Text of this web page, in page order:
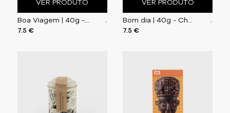
VER PRODUTO
Boa Viagem | 40g - Chá Preto com Morango, Arando,
7.5 €
VER PRODUTO
Bom dia | 40g - Chá Preto com Bergamota e Flores d
7.5 €